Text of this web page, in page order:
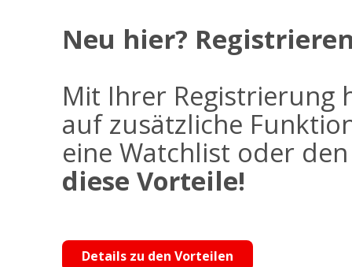
Neu hier?
Mit Ihrer Registrierung
auf zusätzliche
eine Watchlist oder
diese Vorteile!
Details zu den Vorteilen